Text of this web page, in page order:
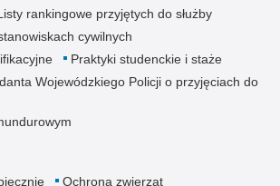
rankingowe przyjętych do służby
cywilnych
Praktyki studenckie i staże
Wojewódzkiego Policji o przyjęciach do
Ochrona zwierząt